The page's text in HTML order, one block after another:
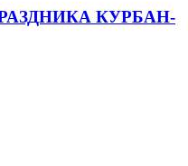
КУРБАН-